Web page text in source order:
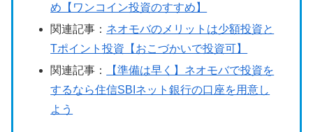
め【ワンコイン投資のすすめ】
関連記事： ネオモバのメリットは少額投資と
Tポイント投資【おこづかいで投資可】
関連記事：
【準備は早く】ネオモバで投資を
するなら住信SBIネット銀行の口座を用意し
よう